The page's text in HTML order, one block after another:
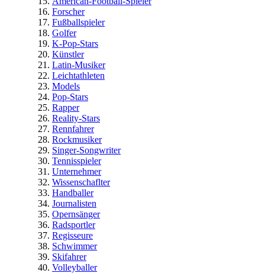
Forscher
Fußballspieler
Golfer
K-Pop-Stars
Künstler
Latin-Musiker
Leichtathleten
Models
Pop-Stars
Rapper
Reality-Stars
Rennfahrer
Rockmusiker
Singer-Songwriter
Tennisspieler
Unternehmer
Wissenschaflter
Handballer
Journalisten
Opernsänger
Radsportler
Regisseure
Schwimmer
Skifahrer
Volleyballer